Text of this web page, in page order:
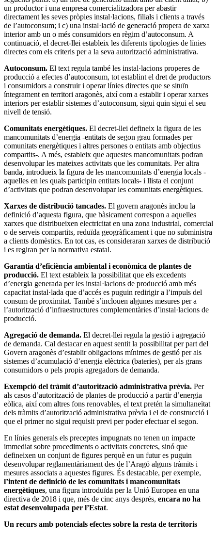
un productor i una empresa comercialitzadora per abastir
directament les seves pròpies instal·lacions, filials i clients a través
de l’autoconsum; i c) una instal·lació de generació propera de xarxa
interior amb un o més consumidors en règim d’autoconsum. A
continuació, el decret-llei estableix les diferents tipologies de línies
directes com els criteris per a la seva autorització administrativa.
Autoconsum. El text regula també les instal·lacions properes de
producció a efectes d’autoconsum, tot establint el dret de productors
i consumidors a construir i operar línies directes que se situïn
íntegrament en territori aragonès, així com a establir i operar xarxes
interiors per establir sistemes d’autoconsum, sigui quin sigui el seu
nivell de tensió.
Comunitats energètiques. El decret-llei defineix la figura de les
mancomunitats d’energia -entitats de segon grau formades per
comunitats energètiques i altres persones o entitats amb objectius
compartits-. A més, estableix que aquestes mancomunitats podran
desenvolupar les mateixes activitats que les comunitats. Per altra
banda, introdueix la figura de les mancomunitats d’energia locals -
aquelles en les quals participin entitats locals- i llista el conjunt
d’activitats que podran desenvolupar les comunitats energètiques.
Xarxes de distribució tancades. El govern aragonès inclou la
definició d’aquesta figura, que bàsicament correspon a aquelles
xarxes que distribueixen electricitat en una zona industrial, comercial
o de serveis compartits, reduïda geogràficament i que no subministra
a clients domèstics. En tot cas, es consideraran xarxes de distribució
i es regiran per la normativa estatal.
Garantia d’eficiència ambiental i econòmica de plantes de
producció. El text estableix la possibilitat que els excedents
d’energia generada per les instal·lacions de producció amb més
capacitat instal·lada que d’accés es puguin redirigir a l’impuls del
consum de proximitat. També s’inclouen algunes mesures per a
l’autorització d’infraestructures complementàries d’instal·lacions de
producció.
Agregació de demanda. El decret-llei regula la gestió i agregació
de demanda. Cal destacar en aquest sentit la possibilitat per part del
Govern aragonès d’establir obligacions mínimes de gestió per als
sistemes d’acumulació d’energia elèctrica (bateries), per als grans
consumidors o pels propis agregadors de demanda.
Exempció del tràmit d’autorització administrativa prèvia. Per
als casos d’autorització de plantes de producció a partir d’energia
eòlica, així com altres fons renovables, el text pretén la simultaneïtat
dels tràmits d’autorització administrativa prèvia i el de construcció i
que el primer no sigui requisit previ per poder efectuar el segon.
En línies generals els preceptes impugnats no tenen un impacte
immediat sobre procediments o activitats concretes, sinó que
defineixen un conjunt de figures perquè en un futur es puguin
desenvolupar reglamentàriament des de l’Aragó alguns tràmits i
mesures associats a aquestes figures. És destacable, per exemple,
l’intent de definició de les comunitats i mancomunitats
energètiques, una figura introduïda per la Unió Europea en una
directiva de 2018 i que, més de cinc anys després, encara no ha
estat desenvolupada per l’Estat.
Un recurs amb potencials efectes sobre la resta de territoris